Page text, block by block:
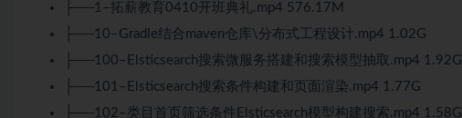
├──1–拓薪教育0410开班典礼.mp4 576.17M
├──10–Gradle结合maven仓库\分布式工程设计.mp4 1.02G
├──100–Elsticsearch搜索微服务搭建和搜索模型抽取.mp4 1.92G
├──101–Elsticsearch搜索条件构建和页面渲染.mp4 1.77G
├──102–类目首页筛选条件Elsticsearch模型构建搜索.mp4 1.58G